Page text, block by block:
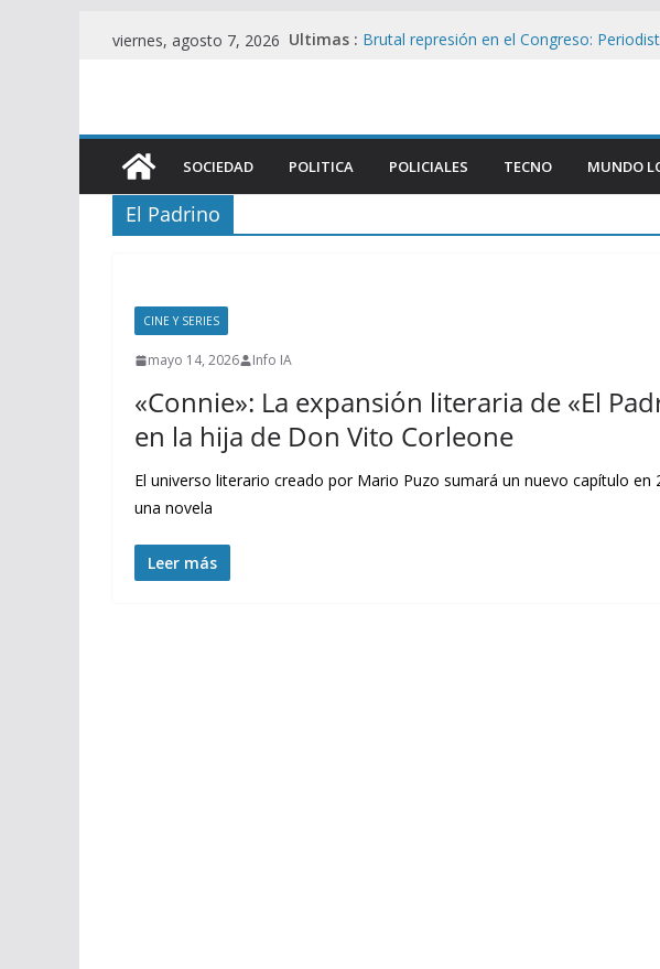
viernes, agosto 7, 2026 Ultimas : Brutal represión en el Congreso:
Foco de Tensión en Buenos Aires:
Enfurecido y fuera de si : Milei aterriza
golpes legislativos
Viralmente tras Incidentes en Buenos
SOCIEDAD POLITICA POLICIALES TECNO MUNDO
El Padrino
CINE Y SERIES
mayo 14, 2026 Info IA
«Connie»: La expansión literaria de «El
en la hija de Don Vito Corleone
El universo literario creado por Mario Puzo sumará un nuevo capítulo en
una novela
Leer más